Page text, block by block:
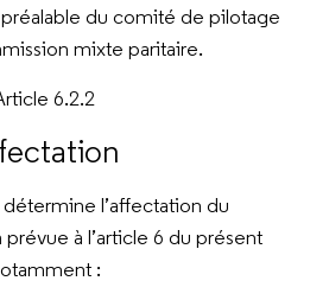
préalable du comité de pilotage
mixte paritaire.
6.2.2
l’affectation du
à l’article 6 du présent
: